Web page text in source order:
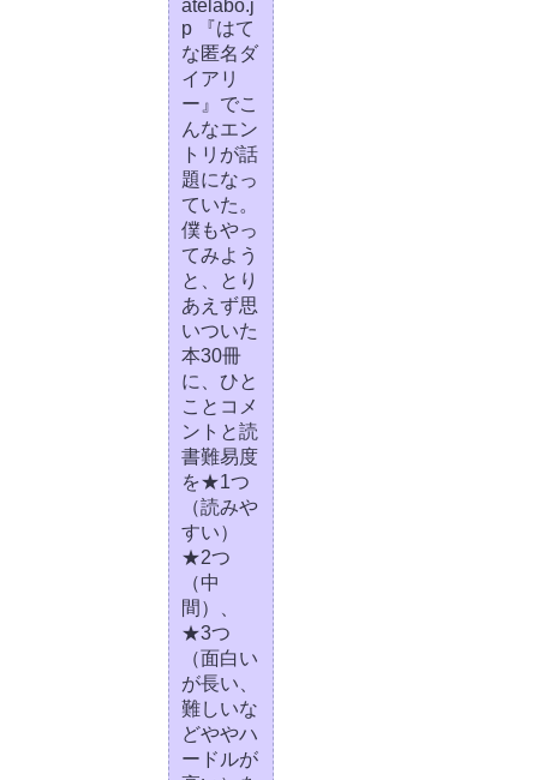
atelabo.j
p 『はて
な匿名ダ
イアリ
ー』でこ
んなエン
トリが話
題になっ
ていた。
僕もやっ
てみよう
と、とり
あえず思
いついた
本30冊
に、ひと
ことコメ
ントと読
書難易度
を★1つ
（読みや
すい）
★2つ
（中
間）、
★3つ
（面白い
が長い、
難しいな
どややハ
ードルが